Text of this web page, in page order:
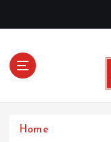
c
Home